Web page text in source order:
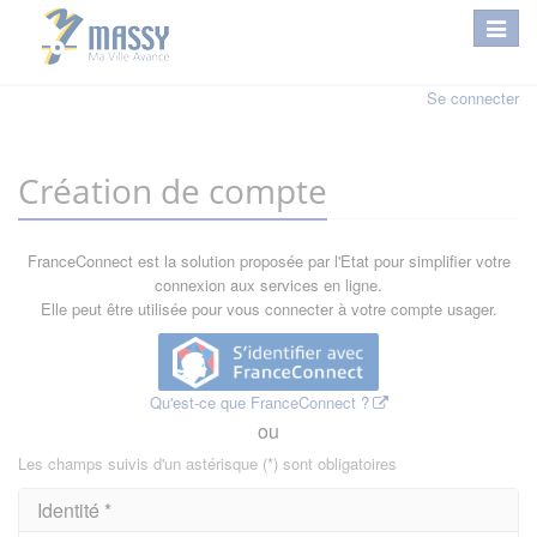
Se connecter
Création de compte
FranceConnect est la solution proposée par l'Etat pour simplifier votre
connexion aux services en ligne.
Elle peut être utilisée pour vous connecter à votre compte usager.
Qu'est-ce que FranceConnect ?
ou
Les champs suivis d'un astérisque (*) sont obligatoires
Identité *